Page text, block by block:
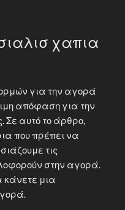
χαπια
για την αγορά
απόφαση για την
Σε αυτό το άρθρο,
που πρέπει να
τις
στην αγορά.
κάνετε μια